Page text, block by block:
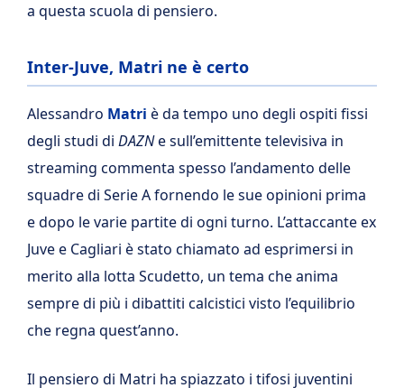
a questa scuola di pensiero.
Inter-Juve, Matri ne è certo
Alessandro Matri è da tempo uno degli ospiti fissi
degli studi di DAZNe sull’emittente televisiva in
streaming commenta spesso l’andamento delle
squadre di Serie A fornendo le sue opinioni prima
e dopo le varie partite di ogni turno. L’attaccante ex
Juve e Cagliari è stato chiamato ad esprimersi in
merito alla lotta Scudetto, un tema che anima
sempre di più i dibattiti calcistici visto l’equilibrio
che regna quest’anno.
Il pensiero di Matri ha spiazzato i tifosi juventini